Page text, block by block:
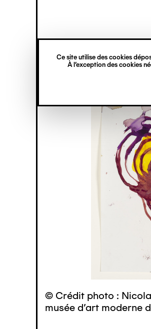
Ce site utilise des cookies
À l’exception des cookies
principal
verticale
© Crédit photo :
musée d’art moderne